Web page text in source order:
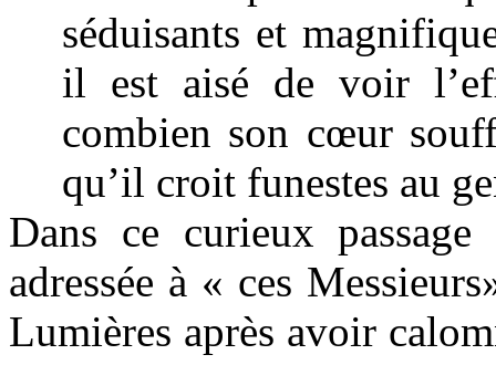
séduisants et
il est aisé de voir
combien son cœur
qu’il croit funestes au
Dans ce curieux passage
adressée à « ces
Lumières après avoir